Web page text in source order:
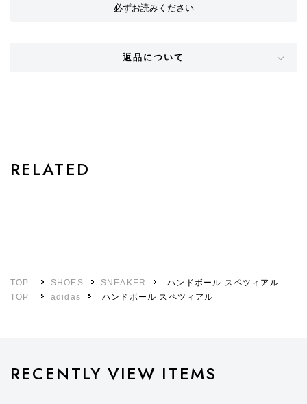
必ずお読みください
返品について
RELATED
TOP SHOES SNEAKER
ハンドボール スペツィアル
TOP
adidas ハンドボール スペツィアル
RECENTLY VIEW ITEMS